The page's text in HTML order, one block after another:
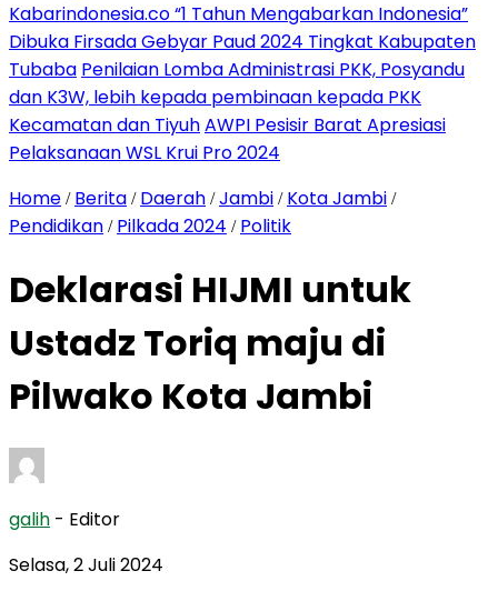
Kabarindonesia.co “1 Tahun Mengabarkan Indonesia”
Dibuka Firsada Gebyar Paud 2024 Tingkat Kabupaten
Tubaba Penilaian Lomba Administrasi PKK, Posyandu
dan K3W, lebih kepada pembinaan kepada PKK
Kecamatan dan TiyuhAWPI Pesisir Barat Apresiasi
Pelaksanaan WSL Krui Pro 2024
Home / Berita / Daerah /Jambi / Kota Jambi /
Pendidikan / Pilkada 2024 / Politik
Deklarasi HIJMI untuk
Ustadz Toriq maju di
Pilwako Kota Jambi
galih - Editor
Selasa, 2 Juli 2024